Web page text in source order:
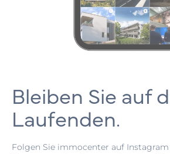
Bleiben Sie auf
Laufenden.
Folgen Sie immocenter auf